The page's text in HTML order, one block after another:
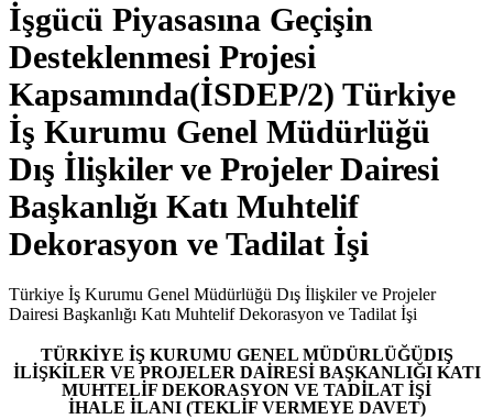
İşgücü Piyasasına Geçişin
Desteklenmesi Projesi
Kapsamında(İSDEP/2) Türkiye
İş Kurumu Genel Müdürlüğü
Dış İlişkiler ve Projeler Dairesi
Başkanlığı Katı Muhtelif
Dekorasyon ve Tadilat İşi
Türkiye İş Kurumu Genel Müdürlüğü Dış İlişkiler ve Projeler
Dairesi Başkanlığı Katı Muhtelif Dekorasyon ve Tadilat İşi
TÜRKİYE İŞ KURUMU GENEL MÜDÜRLÜĞÜDIŞ
İLİŞKİLER VE PROJELER DAİRESİ BAŞKANLIĞI KATI
MUHTELİF DEKORASYON VE TADİLAT İŞİ
İHALE İLANI (TEKLİF VERMEYE DAVET)